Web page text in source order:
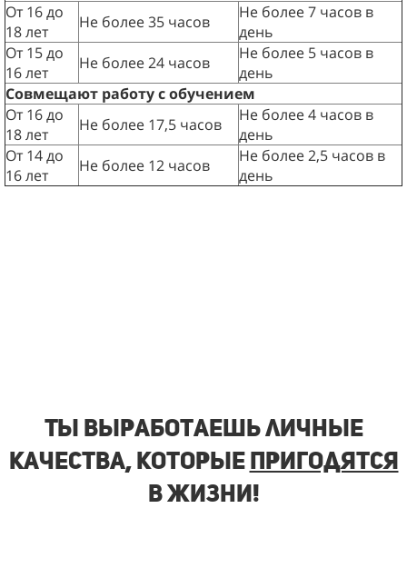
От 16 до
18 лет
Не более 35 часов
Не более 7 часов в
день
От 15 до
16 лет
Не более 24 часов
Не более 5 часов в
день
Совмещают работу с обучением
От 16 до
18 лет
Не более 17,5 часов
Не более 4 часов в
день
От 14 до
16 лет
Не более 12 часов
Не более 2,5 часов в
день
Ты выработаешь личные
качества, которыепригодятся
в жизни!